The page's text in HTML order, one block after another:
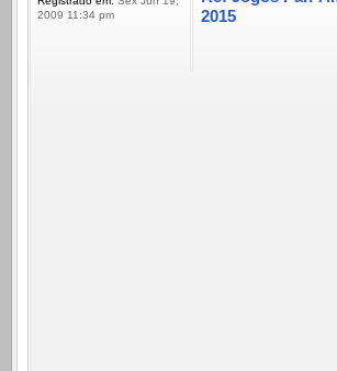
2009 11:34 pm
2015